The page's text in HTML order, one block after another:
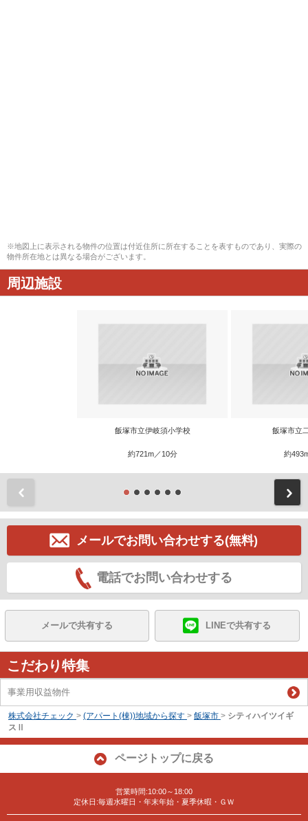
※地図上に表示される物件の位置は付近住所に所在することを表すものであり、実際の
物件所在地とは異なる場合がございます。
周辺施設
飯塚市立伊岐須小学校
約721m／10分
飯塚市立
約
メールでお問い合わせする(無料)
電話でお問い合わせする
メールで共有する LINEで共有する
こだわり特集
事業用収益物件
株式会社チェック > (アパート(棟))地域から探す > 飯塚市 > シティハイツイギ
スⅡ
ページトップに戻る
営業時間:10:00～18:00
定休日:毎週水曜日・年末年始・夏季休暇・ＧＷ